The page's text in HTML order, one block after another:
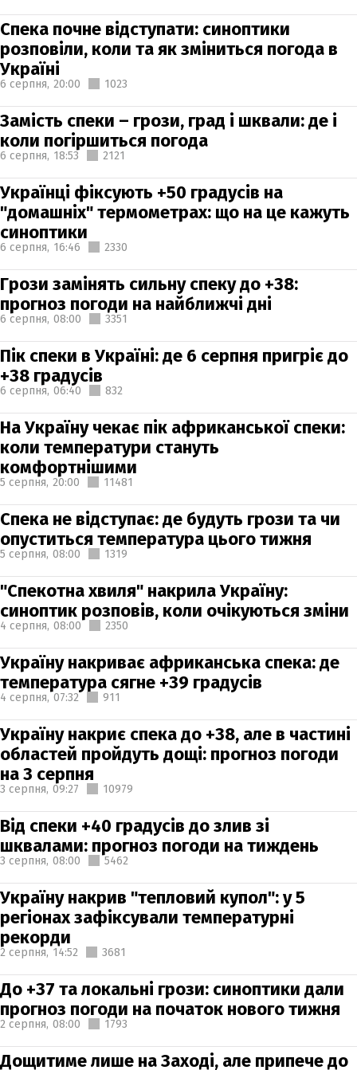
Спека почне відступати: синоптики
розповіли, коли та як зміниться погода в
Україні
6 серпня, 20:00 1023
Замість спеки – грози, град і шквали: де і
коли погіршиться погода
6 серпня, 18:53 2121
Українці фіксують +50 градусів на
"домашніх" термометрах: що на це кажуть
синоптики
6 серпня, 16:46 2330
Грози замінять сильну спеку до +38:
прогноз погоди на найближчі дні
6 серпня, 08:00 3351
Пік спеки в Україні: де 6 серпня пригріє до
+38 градусів
6 серпня, 06:40 832
На Україну чекає пік африканської спеки:
коли температури стануть
комфортнішими
5 серпня, 20:00 11481
Спека не відступає: де будуть грози та чи
опуститься температура цього тижня
5 серпня, 08:00 1319
"Спекотна хвиля" накрила Україну:
синоптик розповів, коли очікуються зміни
4 серпня, 08:00 2350
Україну накриває африканська спека: де
температура сягне +39 градусів
4 серпня, 07:32 911
Україну накриє спека до +38, але в частині
областей пройдуть дощі: прогноз погоди
на 3 серпня
3 серпня, 09:27 10979
Від спеки +40 градусів до злив зі
шквалами: прогноз погоди на тиждень
3 серпня, 08:00 5462
Україну накрив "тепловий купол": у 5
регіонах зафіксували температурні
рекорди
2 серпня, 14:52 3681
До +37 та локальні грози: синоптики дали
прогноз погоди на початок нового тижня
2 серпня, 08:00 1793
Дощитиме лише на Заході, але припече до